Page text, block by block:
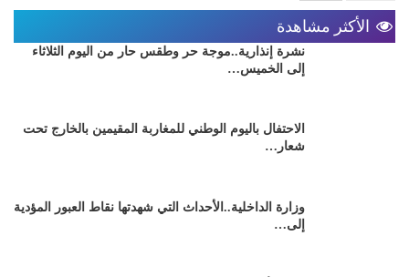
الأكثر مشاهدة
نشرة إنذارية..موجة حر وطقس حار من اليوم الثلاثاء
إلى الخميس…
الاحتفال باليوم الوطني للمغاربة المقيمين بالخارج تحت
شعار…
وزارة الداخلية..الأحداث التي شهدتها نقاط العبور المؤدية
إلى…